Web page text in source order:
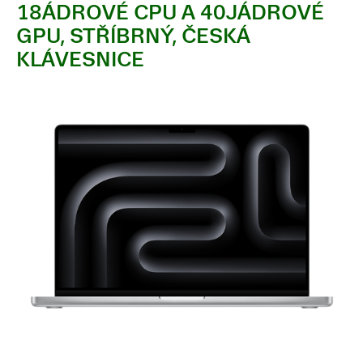
18ÁDROVÉ CPU A 40JÁDROVÉ
GPU, STŘÍBRNÝ, ČESKÁ
KLÁVESNICE